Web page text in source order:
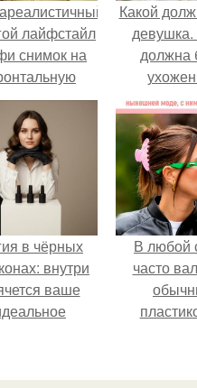
лайфстайл
снимок на
камеру.
Какой
девушка.
должна
в чёрных
внутри
ваше
В любой
часто